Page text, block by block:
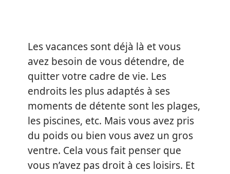
Les vacances sont déjà là et vous
avez besoin de vous détendre, de
quitter votre cadre de vie. Les
endroits les plus adaptés à ses
moments de détente sont les plages,
les piscines, etc. Mais vous avez pris
du poids ou bien vous avez un gros
ventre. Cela vous fait penser que
vous n’avez pas droit à ces loisirs. Et